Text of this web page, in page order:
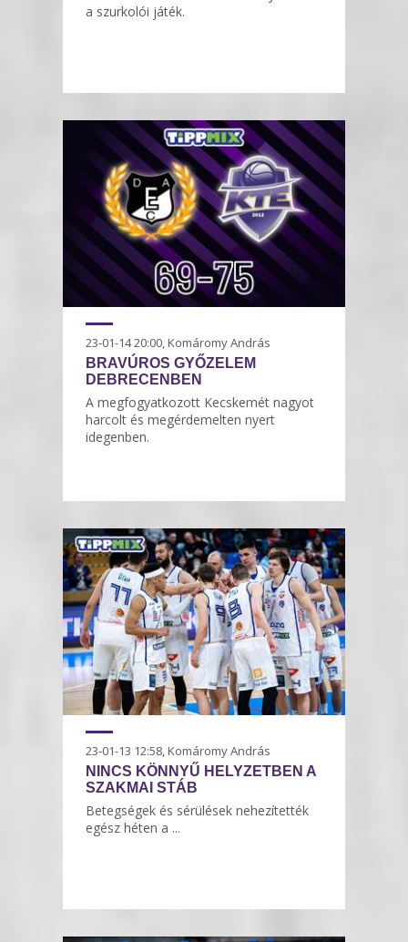
a szurkolói játék.
23-01-14 20:00, Komáromy András
BRAVÚROS GYŐZELEM
DEBRECENBEN
A megfogyatkozott Kecskemét nagyot
harcolt és megérdemelten nyert
idegenben.
23-01-13 12:58, Komáromy András
NINCS KÖNNYŰ HELYZETBEN A
SZAKMAI STÁB
Betegségek és sérülések nehezítették
egész héten a ...